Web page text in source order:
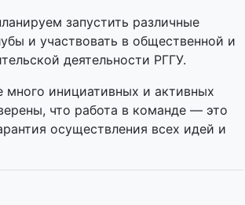
запустить различные
и участвовать в общественной и
деятельности РГГУ.
много инициативных и активных
что работа в команде — это
осуществления всех идей и